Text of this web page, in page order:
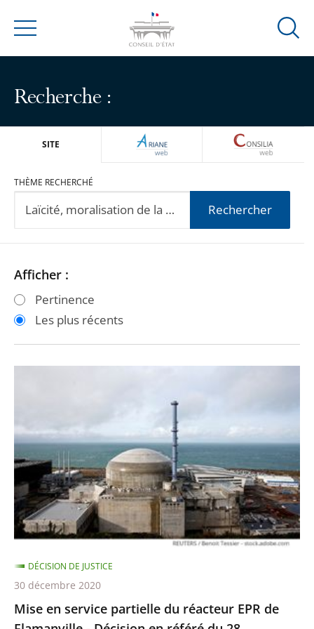
Menu
Ouvrir
Recherche :
SITE ARIANEWEB
THÈME RECHERCHÉ
Rechercher
Passer
les
filtres
Passer
les
filtres
Afficher :
Pertinence
Les plus récents
partielle
du
réacteur
EPR
de
Flamanville
Décision
en
référé
Mise en service partielle du réacteur EPR de
DÉCISION DE JUSTICE
30 décembre 2020